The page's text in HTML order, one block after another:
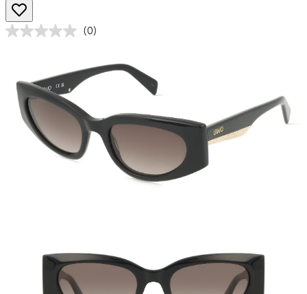
(0)